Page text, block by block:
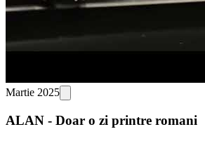
Martie 2025
ALAN - Doar o zi printre romani